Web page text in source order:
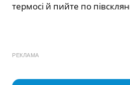
термосі й пийте по
РЕКЛАМА